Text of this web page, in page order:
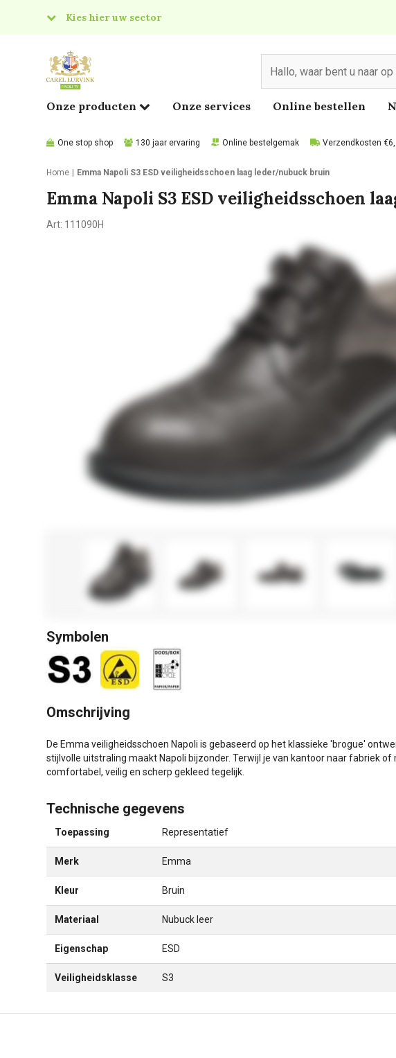
Kies hier uw sector
Food
Onze producten Onze services Online bestellen
One stop shop 130 jaar ervaring Online bestelgemak Verzendkosten
Home Emma Napoli S3 ESD veiligheidsschoen laag leder/nubuck bruin
Emma Napoli S3 ESD veiligheidsschoen
Art: 111090H
Symbolen
Omschrijving
De Emma veiligheidsschoen Napoli is gebaseerd op het klassieke 'brogue'
stijlvolle uitstraling maakt Napoli bijzonder. Terwijl je van kantoor naar fabriek of
comfortabel, veilig en scherp gekleed tegelijk.
Technische gegevens
Toepassing Representatief
Merk Emma
Kleur Bruin
Materiaal Nubuck leer
Eigenschap ESD
Veiligheidsklasse S3